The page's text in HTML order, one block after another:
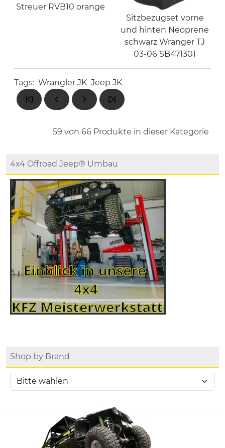
Streuer RVB10 orange
Sitzbezugset vorne
und hinten Neoprene
schwarz Wranger TJ
03-06 SB471301
Tags: Wrangler JK Jeep JK
59 von 66 Produkte in dieser Kategorie
4x4 Offroad Jeep® Umbau
Shop by Brand